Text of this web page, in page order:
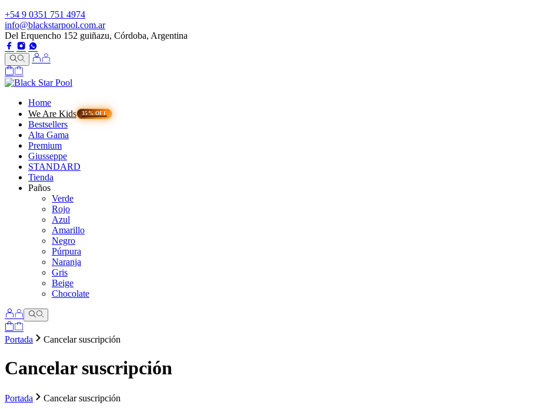
+54 9 0351 751 4974
info@blackstarpool.com.ar
Del Erquencho 152 guiñazu, Córdoba, Argentina
Home
We Are Kids
Bestsellers
Alta Gama
Premium
Giusseppe
STANDARD
Tienda
Paños
Verde
Rojo
Azul
Amarillo
Negro
Púrpura
Naranja
Gris
Beige
Chocolate
Portada Cancelar suscripción
Cancelar suscripción
Portada
Cancelar suscripción